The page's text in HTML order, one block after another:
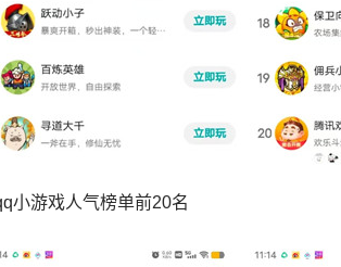
小游戏人气榜单前20名